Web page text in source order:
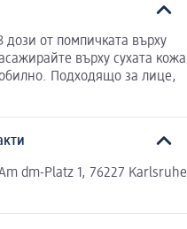
от помпичката върху
върху сухата кожа
Подходящо за лице,
dm-Platz 1, 76227 Karlsruhe